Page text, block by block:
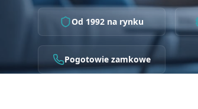
Od 1992 na rynku
Pogotowie zamkowe